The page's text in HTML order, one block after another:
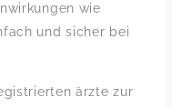
wie
und sicher bei
ärzte zur